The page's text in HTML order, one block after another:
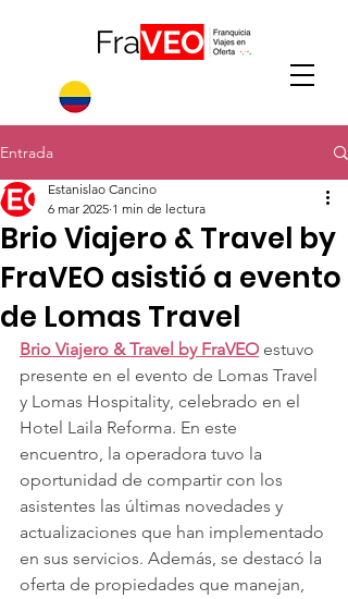
Entrada
Brio Viajero & Travel by
FraVEO asistió a evento
de Lomas Travel
Estanislao Cancino
6 mar 2025 1 min de lectura
Brio Viajero & Travel by FraVEO estuvo
presente en el evento de Lomas Travel
y Lomas Hospitality, celebrado en el
Hotel Laila Reforma. En este
encuentro, la operadora tuvo la
oportunidad de compartir con los
asistentes las últimas novedades y
actualizaciones que han implementado
en sus servicios. Además, se destacó la
oferta de propiedades que manejan,